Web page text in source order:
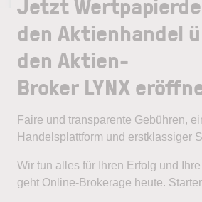
den Aktienhandel
den Aktien-
Broker LYNX
Faire und transparente Gebühren,
Handelsplattform und erstklassiger
Wir tun alles für Ihren Erfolg und
geht Online-Brokerage heute.